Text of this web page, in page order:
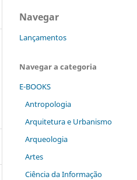
Navegar
Lançamentos
Navegar a categoria
E-BOOKS
Antropologia
Arquitetura e Urbanismo
Arqueologia
Artes
Ciência da Informação